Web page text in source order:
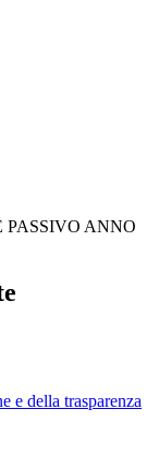
ANNO
e della trasparenza